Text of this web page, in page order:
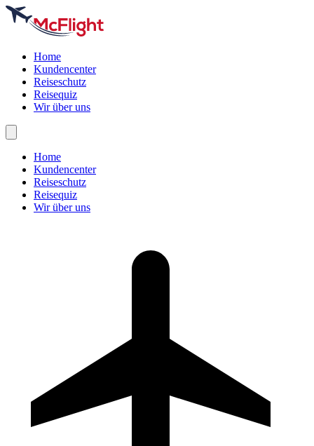
Home
Kundencenter
Reiseschutz
Reisequiz
Wir über uns
Home
Kundencenter
Reiseschutz
Reisequiz
Wir über uns